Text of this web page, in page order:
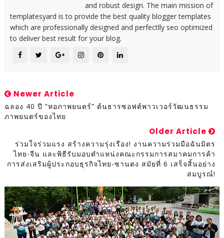
and robust design. The main mission of
templatesyard is to provide the best quality blogger templates
which are professionally designed and perfectlly seo optimized
to deliver best result for your blog.
Newer Article
ฉลอง 40 ปี “หอภาพยนตร์” ต้นธารซอฟต์พาวเวอร์วัฒนธรรม
ภาพยนตร์ของไทย
Older Article
ร่วมใจร่วมแรง สร้างความรุ่งเรือง! งานความร่วมมือฉันมิตร
ไทย-จีน และพิธีรับมอบตำแหน่งคณะกรรมการสมาคมการค้า
การส่งเสริมผู้ประกอบธุรกิจไทย-ซานตง สมัยที่ 6 เสร็จสิ้นอย่าง
สมบูรณ์!